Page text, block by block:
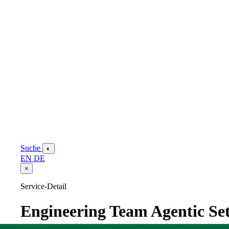
Suche ◐
EN DE
×
Service-Detail
Engineering Team Agentic